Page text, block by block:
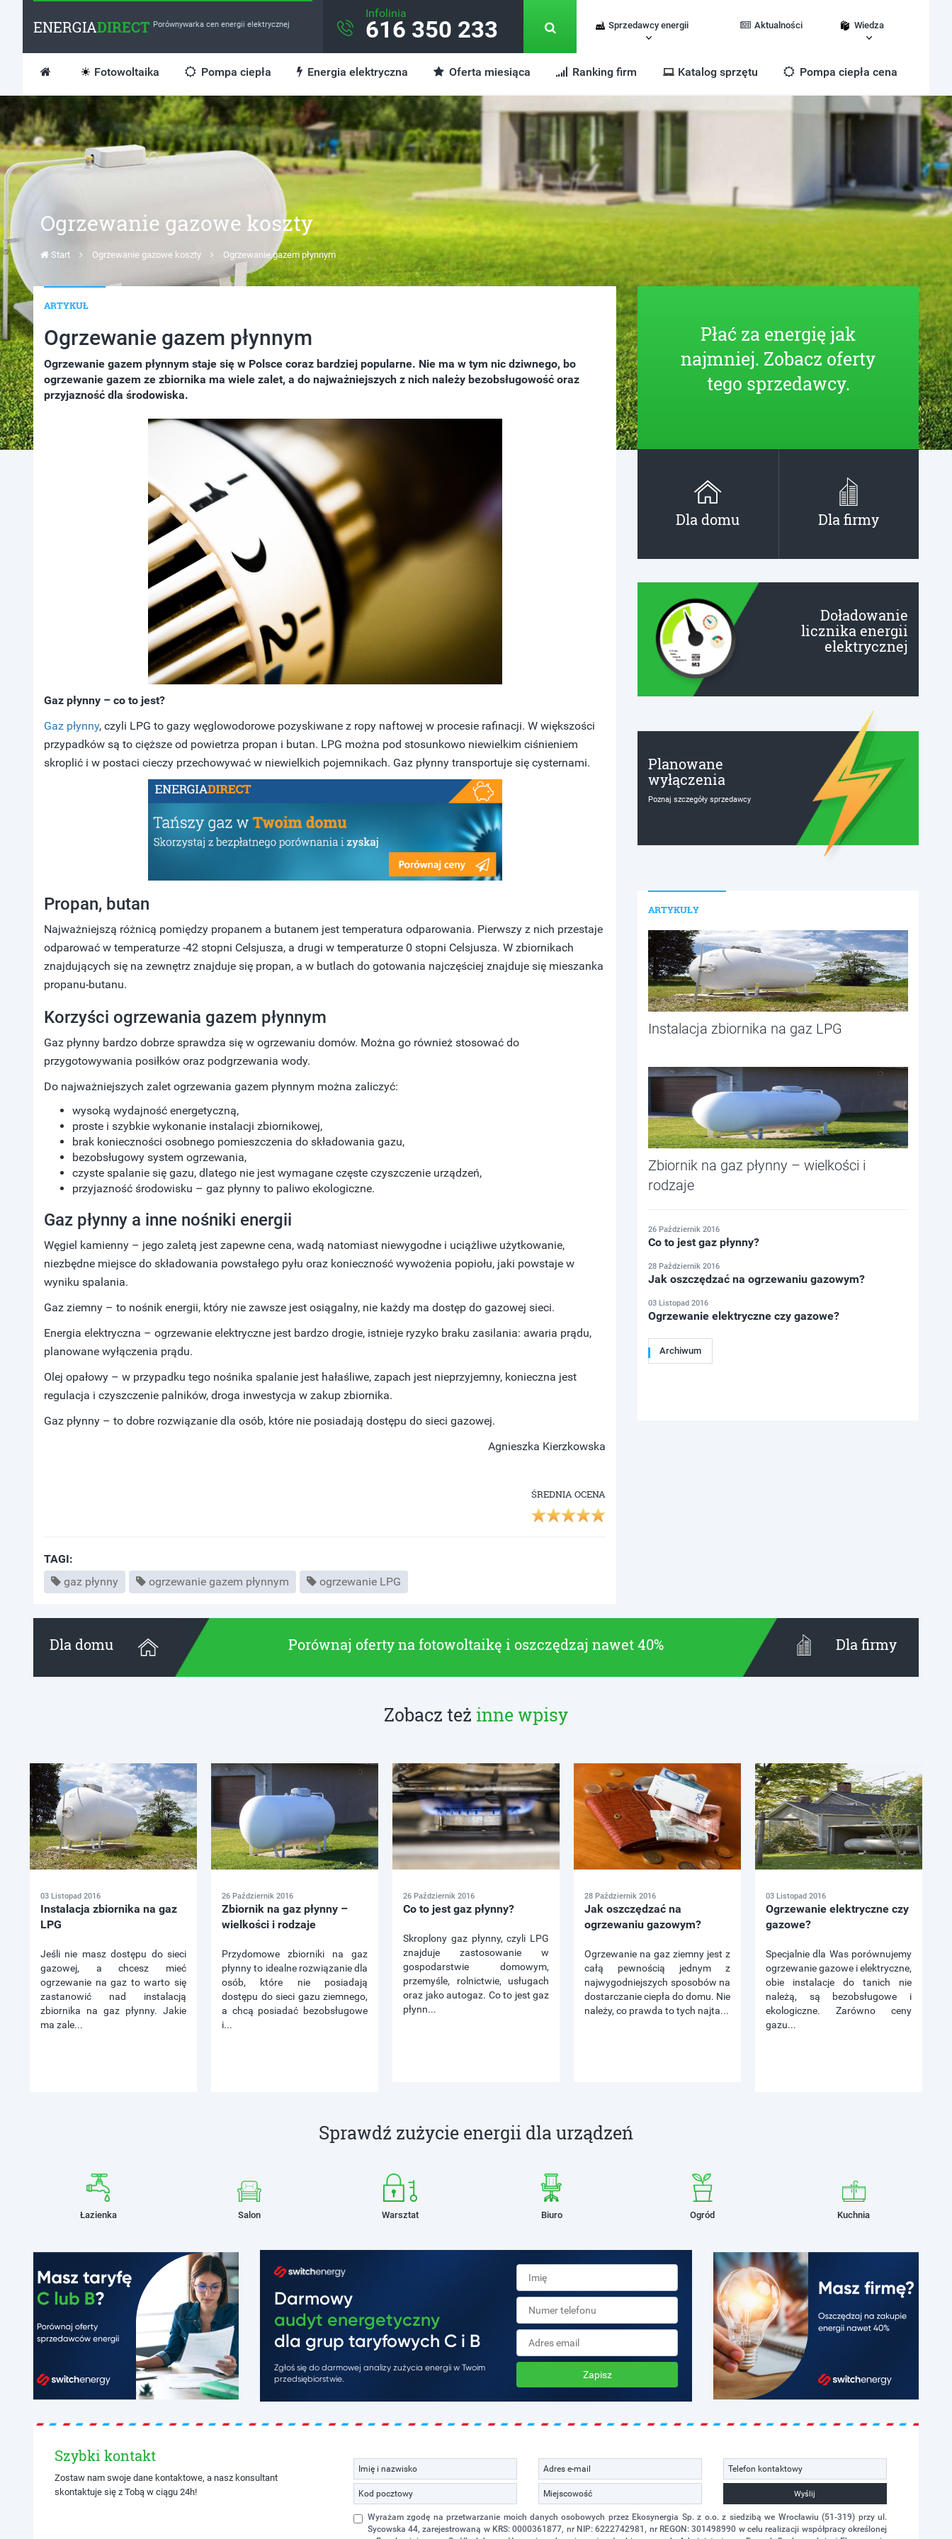
ENERGIADIRECT Porównywarka cen energii elektrycznej
Infolinia
616 350 233 Sprzedawcy energii Aktualności Wiedza
Fotowoltaika Pompa ciepła Energia elektryczna Oferta miesiąca Ranking firm Katalog sprzętu Pompa ciepła cena
Ogrzewanie gazowe koszty
Start Ogrzewanie gazowe koszty Ogrzewanie gazem płynnym
ARTYKUŁ
Ogrzewanie gazem płynnym
Ogrzewanie gazem płynnym staje się w Polsce coraz bardziej popularne. Nie ma w tym nic dziwnego, bo
ogrzewanie gazem ze zbiornika ma wiele zalet, a do najważniejszych z nich należy bezobsługowość oraz
przyjazność dla środowiska.
Gaz płynny – co to jest?
Gaz płynny, czyli LPG to gazy węglowodorowe pozyskiwane z ropy naftowej w procesie rafinacji. W większości
przypadków są to cięższe od powietrza propan i butan. LPG można pod stosunkowo niewielkim ciśnieniem
skroplić i w postaci cieczy przechowywać w niewielkich pojemnikach. Gaz płynny transportuje się cysternami.
Propan, butan
Najważniejszą różnicą pomiędzy propanem a butanem jest temperatura odparowania. Pierwszy z nich przestaje
odparować w temperaturze -42 stopni Celsjusza, a drugi w temperaturze 0 stopni Celsjusza. W zbiornikach
znajdujących się na zewnętrz znajduje się propan, a w butlach do gotowania najczęściej znajduje się mieszanka
propanu-butanu.
Korzyści ogrzewania gazem płynnym
Gaz płynny bardzo dobrze sprawdza się w ogrzewaniu domów. Można go również stosować do
przygotowywania posiłków oraz podgrzewania wody.
Do najważniejszych zalet ogrzewania gazem płynnym można zaliczyć:
wysoką wydajność energetyczną,
proste i szybkie wykonanie instalacji zbiornikowej,
brak konieczności osobnego pomieszczenia do składowania gazu,
bezobsługowy system ogrzewania,
czyste spalanie się gazu, dlatego nie jest wymagane częste czyszczenie urządzeń,
przyjazność środowisku – gaz płynny to paliwo ekologiczne.
Gaz płynny a inne nośniki energii
Węgiel kamienny – jego zaletą jest zapewne cena, wadą natomiast niewygodne i uciążliwe użytkowanie,
niezbędne miejsce do składowania powstałego pyłu oraz konieczność wywożenia popiołu, jaki powstaje w
wyniku spalania.
Gaz ziemny – to nośnik energii, który nie zawsze jest osiągalny, nie każdy ma dostęp do gazowej sieci.
Energia elektryczna – ogrzewanie elektryczne jest bardzo drogie, istnieje ryzyko braku zasilania: awaria prądu,
planowane wyłączenia prądu.
Olej opałowy – w przypadku tego nośnika spalanie jest hałaśliwe, zapach jest nieprzyjemny, konieczna jest
regulacja i czyszczenie palników, droga inwestycja w zakup zbiornika.
Gaz płynny – to dobre rozwiązanie dla osób, które nie posiadają dostępu do sieci gazowej.
Agnieszka Kierzkowska
ŚREDNIA OCENA
TAGI:
gaz płynny
ogrzewanie gazem płynnym ogrzewanie LPG
Płać za energię jak
najmniej. Zobacz oferty
tego sprzedawcy.
Dla domu Dla firmy
Doładowanie
licznika energii
elektrycznej
Planowane
wyłączenia
Poznaj szczegóły sprzedawcy
ARTYKUŁY
Instalacja zbiornika na gaz LPG
Zbiornik na gaz płynny – wielkości i
rodzaje
26 Październik 2016
Co to jest gaz płynny?
28 Październik 2016
Jak oszczędzać na ogrzewaniu gazowym?
03 Listopad 2016
Ogrzewanie elektryczne czy gazowe?
Archiwum
Dla domu Porównaj oferty na fotowoltaikę i oszczędzaj nawet 40% Dla firmy
Zobacz też inne wpisy
03 Listopad 2016
Instalacja zbiornika na gaz
LPG
Jeśli nie masz dostępu do sieci
gazowej, a chcesz mieć
ogrzewanie na gaz to warto się
zastanowić nad instalacją
zbiornika na gaz płynny. Jakie
ma zale...
26 Październik 2016
Zbiornik na gaz płynny –
wielkości i rodzaje
Przydomowe zbiorniki na gaz
płynny to idealne rozwiązanie dla
osób, które nie posiadają
dostępu do sieci gazu ziemnego,
a chcą posiadać bezobsługowe
i...
26 Październik 2016
Co to jest gaz płynny?
Skroplony gaz płynny, czyli LPG
znajduje zastosowanie w
gospodarstwie domowym,
przemyśle, rolnictwie, usługach
oraz jako autogaz. Co to jest gaz
płynn...
28 Październik 2016
Jak oszczędzać na
ogrzewaniu gazowym?
Ogrzewanie na gaz ziemny jest z
całą pewnością jednym z
najwygodniejszych sposobów na
dostarczanie ciepła do domu. Nie
należy, co prawda to tych najta...
03 Listopad 2016
Ogrzewanie elektryczne czy
gazowe?
Specjalnie dla Was porównujemy
ogrzewanie gazowe i elektryczne,
obie instalacje do tanich nie
należą, są bezobsługowe i
ekologiczne. Zarówno ceny
gazu...
Sprawdź zużycie energii dla urządzeń
Łazienka Salon Warsztat Biuro Ogród Kuchnia
Darmowy
audyt energetyczny
dla grup taryfowych C i B
Zgłoś się do darmowej analizy zużycia energii w Twoim
przedsiębiorstwie.
Zapisz
Szybki kontakt
Zostaw nam swoje dane kontaktowe, a nasz konsultant
skontaktuje się z Tobą w ciągu 24h!
Wyślij
Wyrażam zgodę na przetwarzanie moich danych osobowych przez Ekosynergia Sp. z o.o. z siedzibą we Wrocławiu (51-319) przy ul.
Sycowska 44, zarejestrowaną w KRS: 0000361877, nr NIP: 6222742981, nr REGON: 301498990 w celu realizacji współpracy określonej